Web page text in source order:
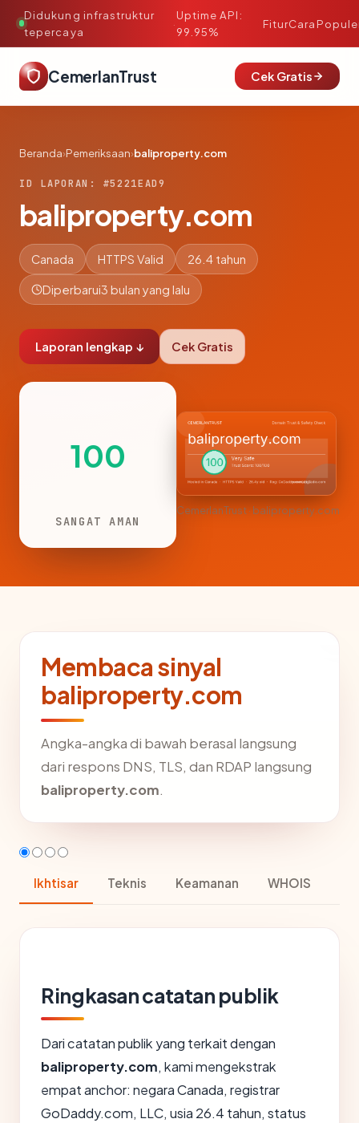
Didukung infrastruktur
tepercaya
·
Uptime API:
99.95%
FiturCara
CemerlanTrust Cek Gratis
Beranda›Pemeriksaan›baliproperty.com
ID LAPORAN: #5221EAD9
baliproperty.com
Canada HTTPS Valid 26.4 tahun
Diperbarui3 bulan yang lalu
Laporan lengkap ↓ Cek Gratis
100
SANGAT AMAN
CemerlanTrust · baliproperty.com
Membaca sinyal
baliproperty.com
Angka-angka di bawah berasal langsung
dari respons DNS, TLS, dan RDAP langsung
baliproperty.com.
Ikhtisar Teknis Keamanan WHOIS
Ringkasan catatan publik
Dari catatan publik yang terkait dengan
baliproperty.com, kami mengekstrak
empat anchor: negara Canada, registrar
GoDaddy.com, LLC, usia 26.4 tahun, status